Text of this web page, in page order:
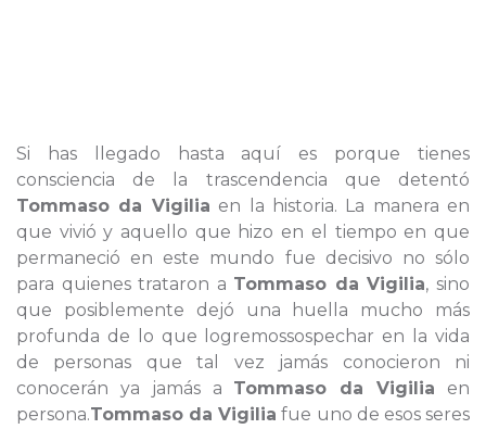
Si has llegado hasta aquí es porque tienes
consciencia de la trascendencia que detentó
Tommaso da Vigilia en la historia. La manera en
que vivió y aquello que hizo en el tiempo en que
permaneció en este mundo fue decisivo no sólo
para quienes trataron a Tommaso da Vigilia, sino
que posiblemente dejó una huella mucho más
profunda de lo que logremossospechar en la vida
de personas que tal vez jamás conocieron ni
conocerán ya jamás a Tommaso da Vigilia en
persona.Tommaso da Vigilia fue uno de esos seres